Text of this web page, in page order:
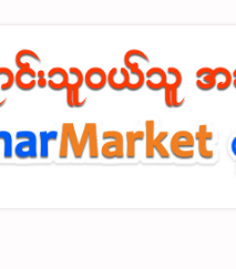
တစ်နေ့နှစ်ကြိမ်သုံးပေးရုံနဲ့ 7